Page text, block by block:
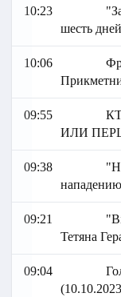
10:23
шесть
10:06
09:55
ИЛИ
09:38
09:21
Тетяна
09:04